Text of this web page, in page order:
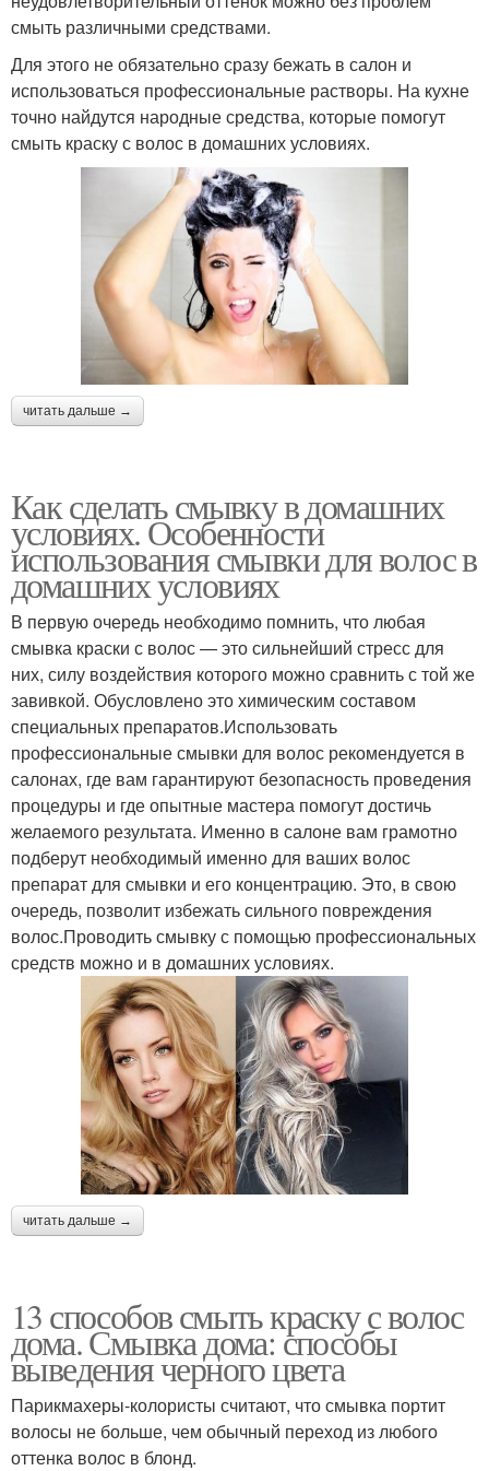
смыть различными средствами.
Для этого не обязательно сразу бежать в салон и
использоваться профессиональные растворы. На кухне
точно найдутся народные средства, которые помогут
смыть краску с волос в домашних условиях.
читать дальше →
Как сделать смывку в домашних
условиях. Особенности
использования смывки для волос в
домашних условиях
В первую очередь необходимо помнить, что любая
смывка краски с волос — это сильнейший стресс для
них, силу воздействия которого можно сравнить с той же
завивкой. Обусловлено это химическим составом
специальных препаратов.Использовать
профессиональные смывки для волос рекомендуется в
салонах, где вам гарантируют безопасность проведения
процедуры и где опытные мастера помогут достичь
желаемого результата. Именно в салоне вам грамотно
подберут необходимый именно для ваших волос
препарат для смывки и его концентрацию. Это, в свою
очередь, позволит избежать сильного повреждения
волос.Проводить смывку с помощью профессиональных
средств можно и в домашних условиях.
читать дальше →
13 способов смыть краску с волос
дома. Смывка дома: способы
выведения черного цвета
Парикмахеры-колористы считают, что смывка портит
волосы не больше, чем обычный переход из любого
оттенка волос в блонд.